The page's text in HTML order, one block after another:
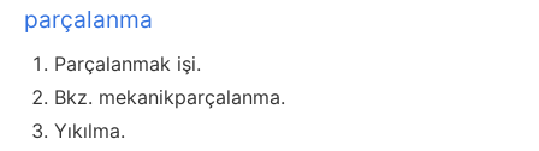
parçalanma
Parçalanmak işi.
Bkz. mekanikparçalanma.
Yıkılma.